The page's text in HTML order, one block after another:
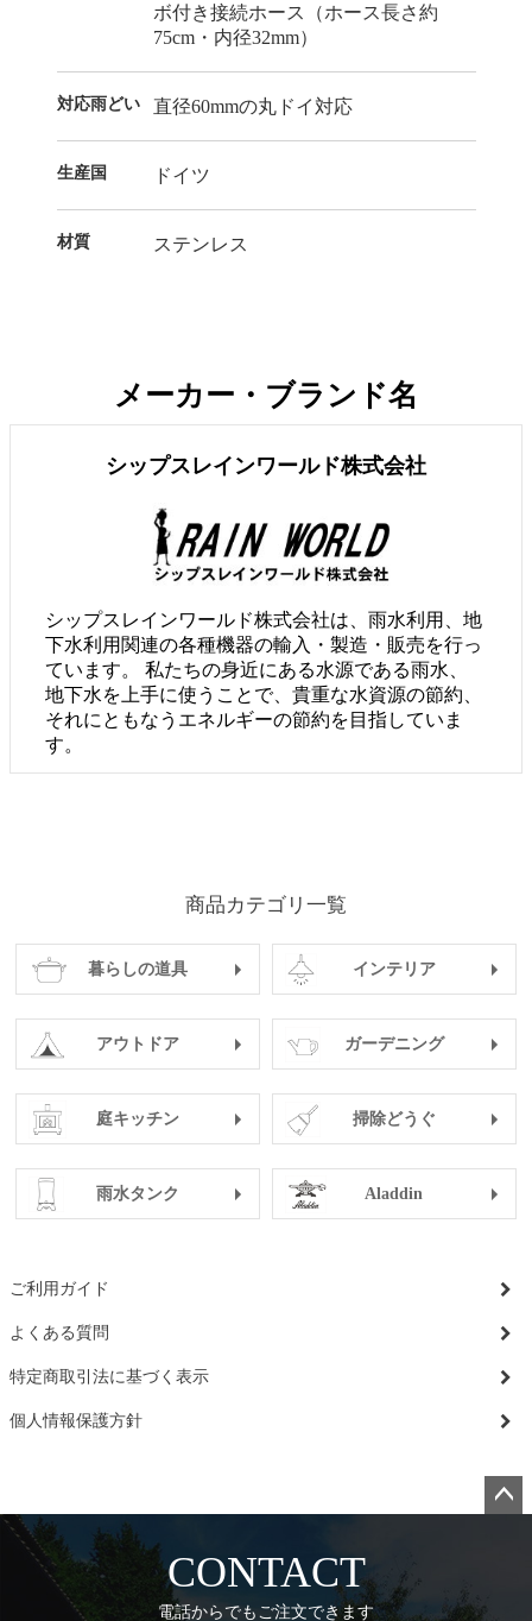
ボ付き接続ホース（ホース長さ約
75cm・内径32mm）
対応雨どい 直径60mmの丸ドイ対応
生産国 ドイツ
材質 ステンレス
メーカー・ブランド名
シップスレインワールド株式会社
シップスレインワールド株式会社は、雨水利用、地
下水利用関連の各種機器の輸入・製造・販売を行っ
ています。 私たちの身近にある水源である雨水、
地下水を上手に使うことで、貴重な水資源の節約、
それにともなうエネルギーの節約を目指していま
す。
商品カテゴリ一覧
暮らしの道具 インテリア
アウトドア ガーデニング
庭キッチン 掃除どうぐ
雨水タンク Aladdin
ご利用ガイド
よくある質問
特定商取引法に基づく表示
個人情報保護方針
へ
CONTACT
電話からでもご注文できます